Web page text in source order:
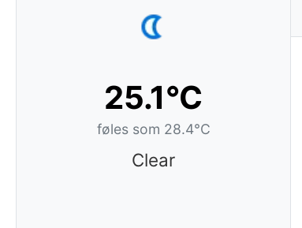
25.1°C
føles som 28.4°C
Clear